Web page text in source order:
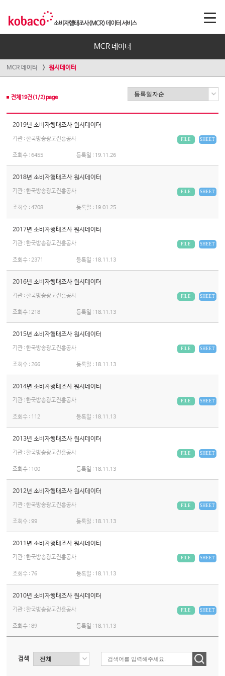
MCR 데이터
MCR 데이터 원시데이터
전체 19건(1 /2)page
2019년 소비자행태조사 원시데이터
기관 : 한국방송광고진흥공사 SHEET
FILE
조회수 :6455 등록일 : 19.11.26
2018년 소비자행태조사 원시데이터
기관 : 한국방송광고진흥공사 SHEET
FILE
조회수 :4708 등록일 : 19.01.25
2017년 소비자행태조사 원시데이터
기관 : 한국방송광고진흥공사 SHEET
FILE
조회수 :2371 등록일 : 18.11.13
2016년 소비자행태조사 원시데이터
기관 : 한국방송광고진흥공사 SHEET
FILE
조회수 :218 등록일 : 18.11.13
2015년 소비자행태조사 원시데이터
기관 : 한국방송광고진흥공사 SHEET
FILE
조회수 :266 등록일 : 18.11.13
2014년 소비자행태조사 원시데이터
기관 : 한국방송광고진흥공사 SHEET
FILE
조회수 : 112 등록일 : 18.11.13
2013년 소비자행태조사 원시데이터
기관 : 한국방송광고진흥공사 SHEET
FILE
조회수 : 100 등록일 : 18.11.13
2012년 소비자행태조사 원시데이터
기관 : 한국방송광고진흥공사 SHEET
FILE
조회수 :99 등록일 : 18.11.13
2011년 소비자행태조사 원시데이터
기관 : 한국방송광고진흥공사 SHEET
FILE
조회수 :76 등록일 : 18.11.13
2010년 소비자행태조사 원시데이터
기관 : 한국방송광고진흥공사 SHEET
FILE
조회수 :89 등록일 : 18.11.13
검색